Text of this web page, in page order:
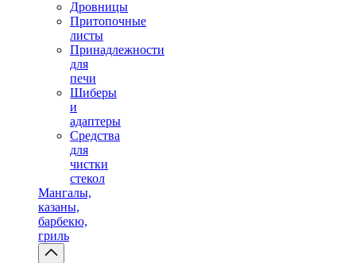
Дровницы
Притопочные
листы
Принадлежности
для
печи
Шиберы
и
адаптеры
Средства
для
чистки
стекол
Мангалы,
казаны,
барбекю,
гриль